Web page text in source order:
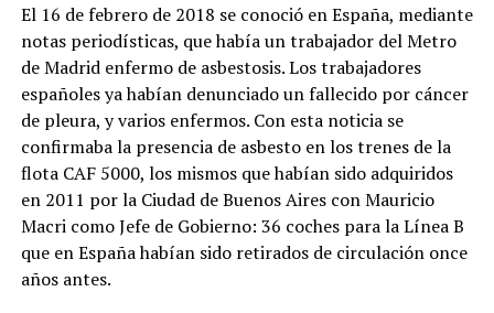
El 16 de febrero de 2018 se conoció en España, mediante
notas periodísticas, que había un trabajador del Metro
de Madrid enfermo de asbestosis. Los trabajadores
españoles ya habían denunciado un fallecido por cáncer
de pleura, y varios enfermos. Con esta noticia se
confirmaba la presencia de asbesto en los trenes de la
flota CAF 5000, los mismos que habían sido adquiridos
en 2011 por la Ciudad de Buenos Aires con Mauricio
Macri como Jefe de Gobierno: 36 coches para la Línea B
que en España habían sido retirados de circulación once
años antes.